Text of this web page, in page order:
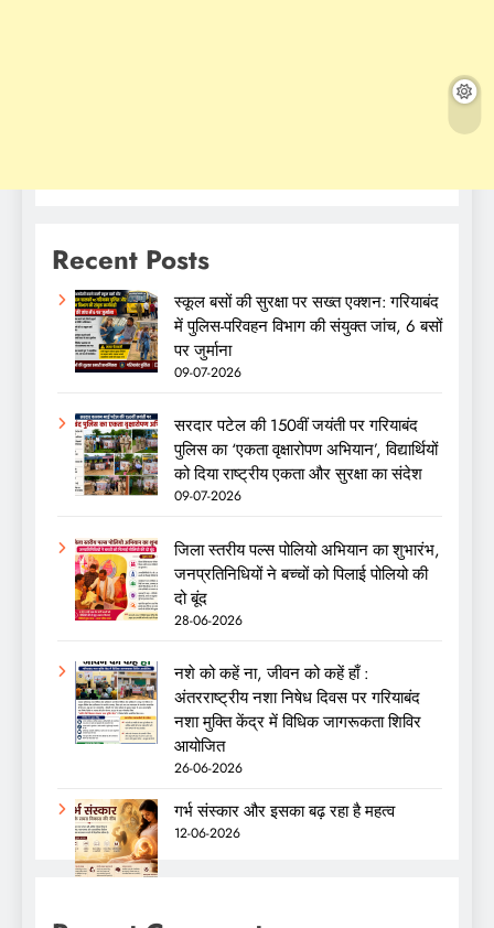
Recent Posts
स्कूल बसों की सुरक्षा पर सख्त एक्शन: गरियाबंद
में पुलिस-परिवहन विभाग की संयुक्त जांच, 6 बसों
पर जुर्माना
09-07-2026
सरदार पटेल की 150वीं जयंती पर गरियाबंद
पुलिस का ‘एकता वृक्षारोपण अभियान’, विद्यार्थियों
को दिया राष्ट्रीय एकता और सुरक्षा का संदेश
09-07-2026
जिला स्तरीय पल्स पोलियो अभियान का शुभारंभ,
जनप्रतिनिधियों ने बच्चों को पिलाई पोलियो की
दो बूंद
28-06-2026
नशे को कहें ना, जीवन को कहें हाँ :
अंतरराष्ट्रीय नशा निषेध दिवस पर गरियाबंद
नशा मुक्ति केंद्र में विधिक जागरूकता शिविर
आयोजित
26-06-2026
गर्भ संस्कार और इसका बढ़ रहा है महत्व
12-06-2026